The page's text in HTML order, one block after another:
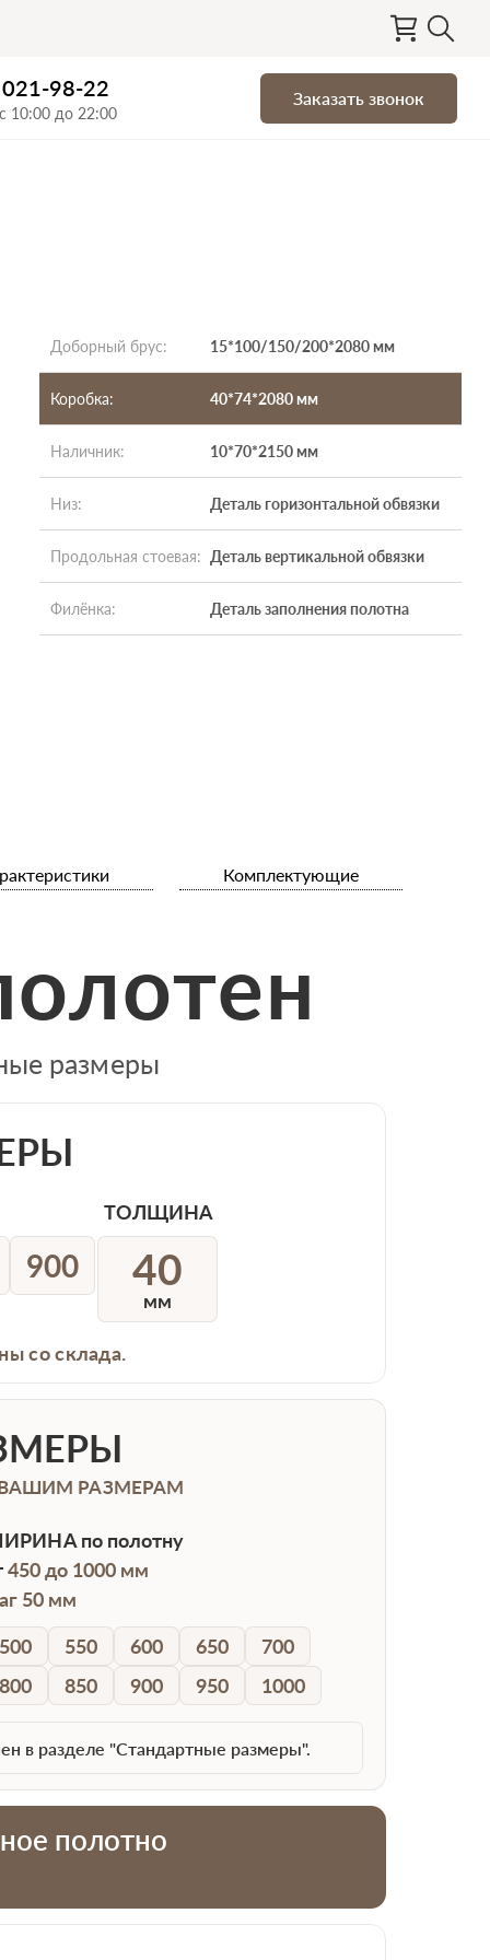
98-22
10:00 до 22:00
Заказать звонок
Доборный брус: 15*100/150/200*2080 мм
Коробка: 40*74*2080 мм
Наличник: 10*70*2150 мм
Низ: Деталь горизонтальной обвязки
Продольная стоевая: Деталь вертикальной обвязки
Филёнка: Деталь заполнения полотна
Комплектующие
размеры
900
ТОЛЩИНА
40
мм
со склада.
РАЗМЕРАМ
по полотну
450 до 1000 мм
50 мм
500 550 600 650
700
800 850 900 950 1000
в разделе "Стандартные размеры".
полотно